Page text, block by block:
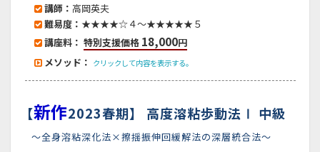
講師： 高岡英夫
難易度： ★★★★☆４～★★★★★５
講座料： 特別支援価格 18,000円
メソッド： クリックして内容を表示する。
【新作2023春期】 高度溶粘歩動法Ⅰ 中級
～全身溶粘深化法×擦揺振伸回緩解法の深層統合法～